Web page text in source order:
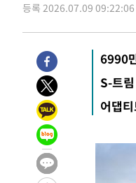
등록 2026.07.09 09:22:06
6990
S-트
어댑